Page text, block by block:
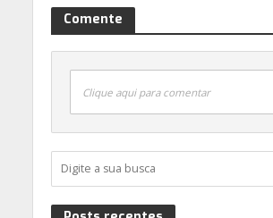
Comente
Clique aqui para comentar